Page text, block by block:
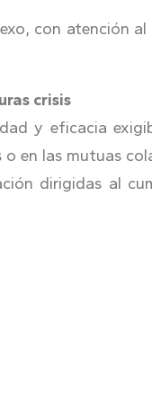
con atención al
crisis
y eficacia
en las mutuas
dirigidas al